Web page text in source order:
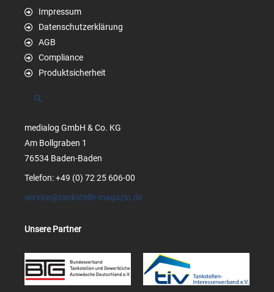
Impressum
Datenschutzerklärung
AGB
Compliance
Produktsicherheit
Suchen
medialog GmbH & Co. KG
Am Bollgraben 1
76534 Baden-Baden
Telefon: +49 (0) 72 25 606-00
service@tankstelle-magazin.de
Unsere Partner